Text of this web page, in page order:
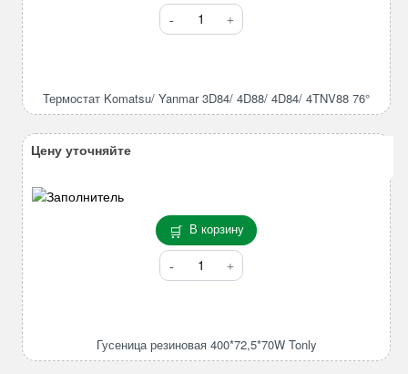
Количество
товара
3D84/
Термостат Komatsu/ Yanmar 3D84/ 4D88/ 4D84/ 4TNV88 76°
В корзину
Количество
товара
Tonly
Гусеница резиновая 400*72,5*70W Tonly
Цену уточняйте